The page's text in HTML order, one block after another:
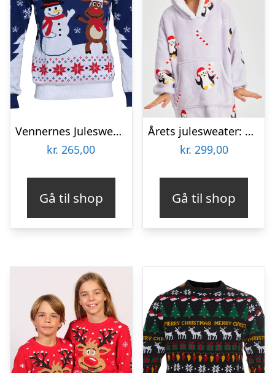
Vennernes Julesweater- Børn.
kr. 265,00
Gå til shop
Årets julesweater: Penguin Dreamhoodie – Børn. Ugly Christmas Sweater lavet i Danmark
kr. 299,00
Gå til shop